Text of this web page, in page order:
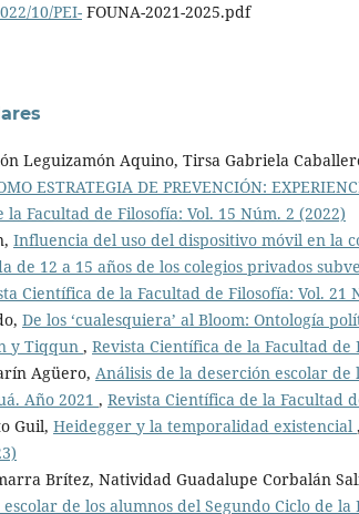
10/PEI- FOUNA-2021-2025.pdf
Leguizamón Aquino, Tirsa Gabriela
ESTRATEGIA DE PREVENCIÓN:
la Facultad de Filosofía: Vol. 15 Núm. 2 (2022)
Influencia del uso del dispositivo móvil en la
de 12 a 15 años de los colegios privados
Científica de la Facultad de Filosofía: Vol. 21
De los ‘cualesquiera’ al Bloom: Ontología
y Tiqqun , Revista Científica de la Facultad de
Agüero, Análisis de la deserción escolar
Año 2021 , Revista Científica de la Facultad
Guil, Heidegger y la temporalidad existencial ,
Brítez, Natividad Guadalupe Corbalán
de los alumnos del Segundo Ciclo de la